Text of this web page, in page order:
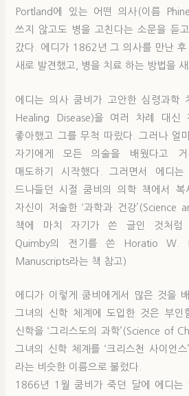
Portland에 있는 어떤 의사(이름
쓰지 않고도 병을 고친다는 소문을 듣
갔다. 에디가 1862년 그 의사를 만난
새로 발견했고, 병을 치료 하는 방법을
에디는 의사 쿰비가 고안한 심령과학
Healing Disease)을 여러 차례 대신
좋아했고 그를 무척 따랐다. 그러나 얼
자기에게 모든 의술을 배웠다고 거
매도하기 시작했다. 그러면서 에디
드나들던 시절 쿰비의 의학 책에서
자신이 저술한 ‘과학과 건강’(Science
책에 마치 자기가 쓴 글인 것처럼
Quimby의 전기를 쓴 Horatio W.
Manuscripts라는 책 참고)
에디가 이렇게 쿰비에게서 많은 것을
그녀의 신학 체계에 도입한 것은 부인
신학을 ‘그리스도의 과학’(Science of
그녀의 신학 체계를 ‘크리스천 사이언
라는 비슷한 이름으로 불렀다.
1866년 1월 쿰비가 죽던 달에 에디는